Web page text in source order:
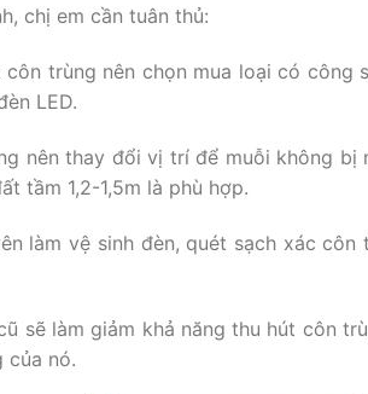
chị em cần tuân thủ:
côn trùng nên chọn mua loại có
LED.
nên thay đổi vị trí để muỗi không
tầm 1,2-1,5m là phù hợp.
làm vệ sinh đèn, quét sạch xác
sẽ làm giảm khả năng thu hút côn
của nó.